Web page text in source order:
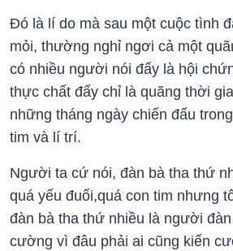
Đó là lí do mà sau một cuộc tình
mỏi, thường nghỉ ngơi cả một
có nhiều người nói đấy là hội
thực chất đấy chỉ là quãng thời
những tháng ngày chiến đấu
tim và lí trí.
Người ta cứ nói, đàn bà tha thứ
quá yếu đuối,quá con tim nhưng
đàn bà tha thứ nhiều là người
cường vì đâu phải ai cũng kiến